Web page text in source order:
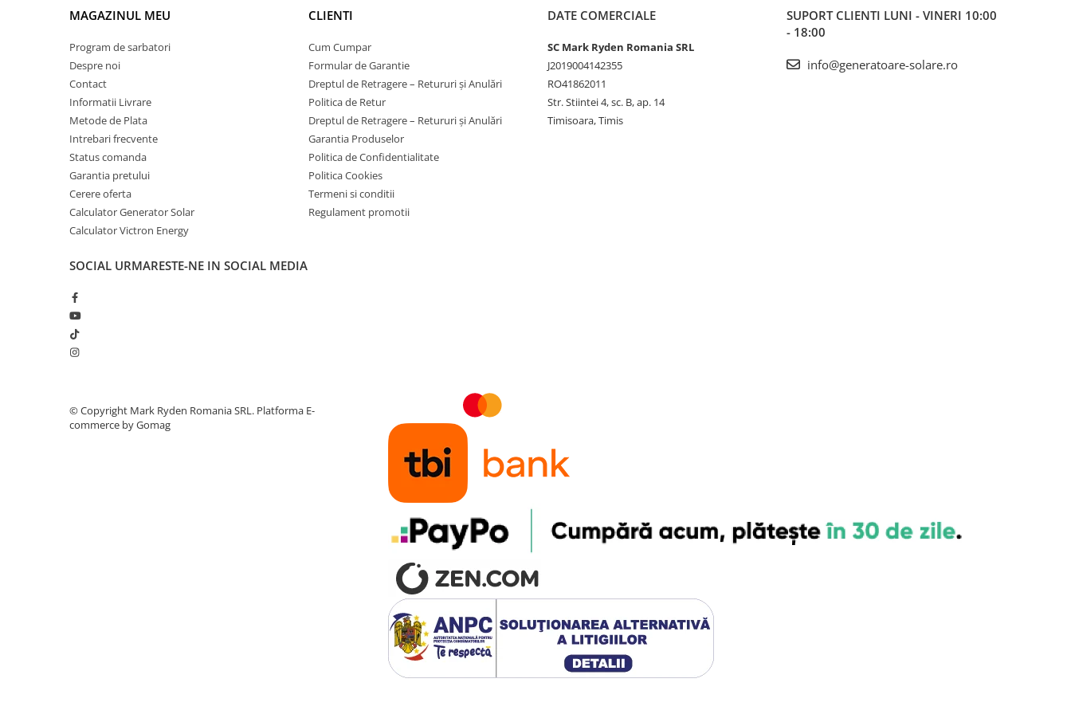
Statii de incarcare vehicule
UPS Centrale Termice
Stabilizatoare Tensiune
Scule si aparate
Instrumente de masura
Anemometre
Clampmetre
Detectoare
Tahometre
Termometre
Multimetre de Banc
MAGAZINUL MEU
Program de sarbatori
Despre noi
Contact
Informatii Livrare
Metode de Plata
Intrebari frecvente
Status comanda
Garantia pretului
Cerere oferta
Calculator Generator Solar
Calculator Victron Energy
CLIENTI
Cum Cumpar
Formular de Garantie
Dreptul de Retragere – Retururi și Anulări
Politica de Retur
Dreptul de Retragere – Retururi și Anulări
Garantia Produselor
Politica de Confidentialitate
Politica Cookies
Termeni si conditii
Regulament promotii
DATE COMERCIALE
SC Mark Ryden Romania SRL
J2019004142355
RO41862011
Str. Stiintei 4, sc. B, ap. 14
Timisoara, Timis
SUPORT CLIENTI LUNI - VINERI 10:00
- 18:00
info@generatoare-solare.ro
SOCIAL URMARESTE-NE IN SOCIAL MEDIA
©️ Copyright Mark Ryden Romania SRL. Platforma E-
commerce by Gomag